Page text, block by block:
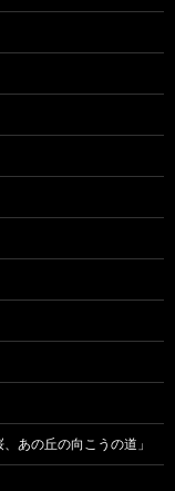
あの丘の向こうの道」